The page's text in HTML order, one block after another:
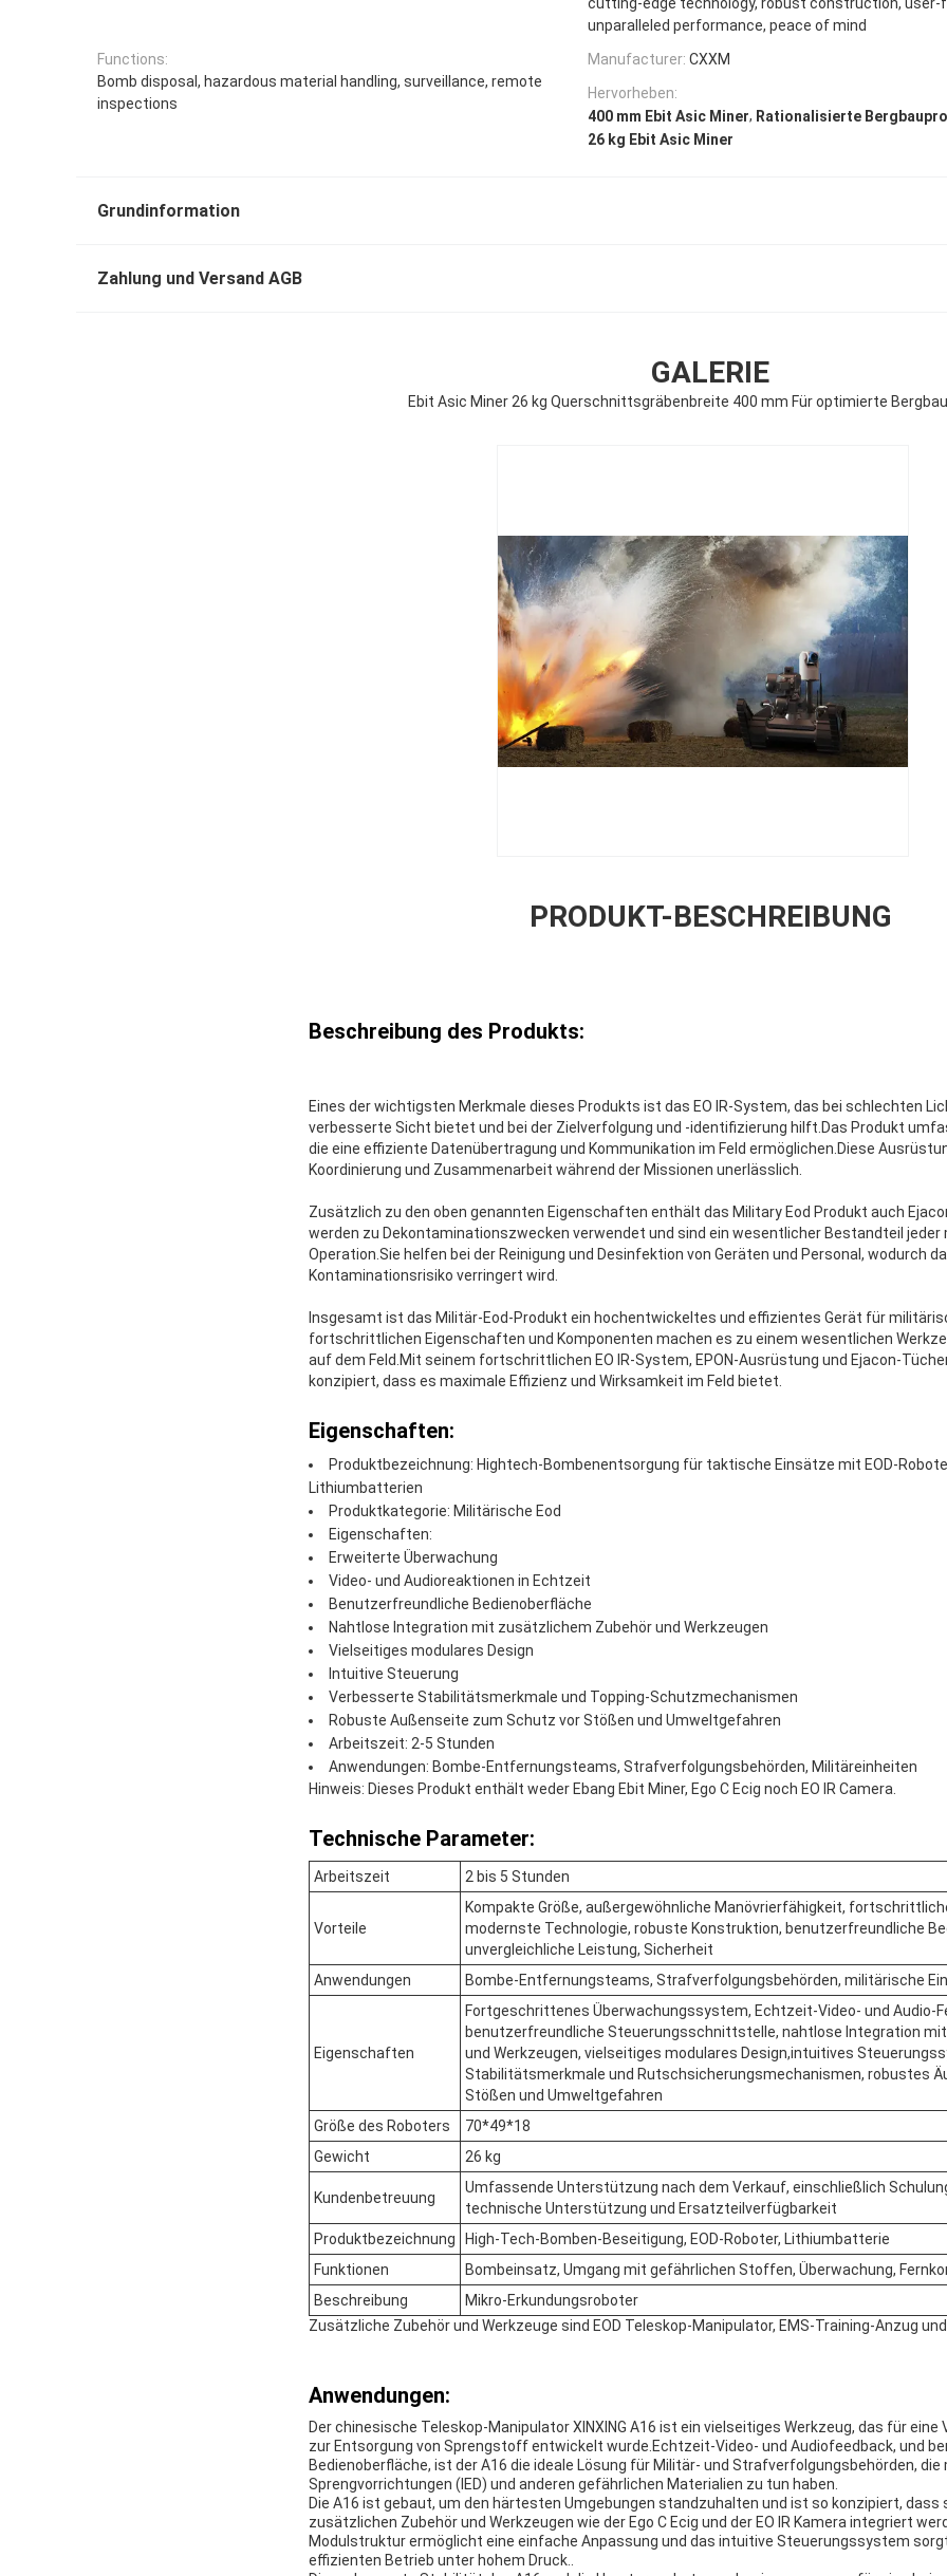
cutting-edge technology, robust construction, user-
unparalleled performance, peace of mind
Functions:
Bomb disposal, hazardous material handling, surveillance, remote
inspections
Manufacturer: CXXM
Hervorheben:
400 mm Ebit Asic Miner, Rationalisierte
26 kg Ebit Asic Miner
Grundinformation
Zahlung und Versand AGB
GALERIE
Ebit Asic Miner 26 kg Querschnittsgräbenbreite 400 mm Für optimierte
PRODUKT-BESCHREIBUNG
Beschreibung des Produkts:
Eines der wichtigsten Merkmale dieses Produkts ist das EO IR-System, das bei schlechten
verbesserte Sicht bietet und bei der Zielverfolgung und -identifizierung hilft.Das Produkt
die eine effiziente Datenübertragung und Kommunikation im Feld ermöglichen.Diese
Koordinierung und Zusammenarbeit während der Missionen unerlässlich.
Zusätzlich zu den oben genannten Eigenschaften enthält das Military Eod Produkt auch
werden zu Dekontaminationszwecken verwendet und sind ein wesentlicher Bestandteil jeder
Operation.Sie helfen bei der Reinigung und Desinfektion von Geräten und Personal, wodurch
Kontaminationsrisiko verringert wird.
Insgesamt ist das Militär-Eod-Produkt ein hochentwickeltes und effizientes Gerät für
fortschrittlichen Eigenschaften und Komponenten machen es zu einem wesentlichen
auf dem Feld.Mit seinem fortschrittlichen EO IR-System, EPON-Ausrüstung und Ejacon-
konzipiert, dass es maximale Effizienz und Wirksamkeit im Feld bietet.
Eigenschaften:
Produktbezeichnung: Hightech-Bombenentsorgung für taktische Einsätze mit EOD-
Lithiumbatterien
Produktkategorie: Militärische Eod
Eigenschaften:
Erweiterte Überwachung
Video- und Audioreaktionen in Echtzeit
Benutzerfreundliche Bedienoberfläche
Nahtlose Integration mit zusätzlichem Zubehör und Werkzeugen
Vielseitiges modulares Design
Intuitive Steuerung
Verbesserte Stabilitätsmerkmale und Topping-Schutzmechanismen
Robuste Außenseite zum Schutz vor Stößen und Umweltgefahren
Arbeitszeit: 2-5 Stunden
Anwendungen: Bombe-Entfernungsteams, Strafverfolgungsbehörden, Militäreinheiten
Hinweis: Dieses Produkt enthält weder Ebang Ebit Miner, Ego C Ecig noch EO IR Camera.
Technische Parameter:
Arbeitszeit 2 bis 5 Stunden
Vorteile
Kompakte Größe, außergewöhnliche Manövrierfähigkeit,
modernste Technologie, robuste Konstruktion, benutzerfreundliche
unvergleichliche Leistung, Sicherheit
Anwendungen
Bombe-Entfernungsteams, Strafverfolgungsbehörden, militärische
Eigenschaften
Fortgeschrittenes Überwachungssystem, Echtzeit-Video- und Audio-
benutzerfreundliche Steuerungsschnittstelle, nahtlose Integration
und Werkzeugen, vielseitiges modulares Design,intuitives
Stabilitätsmerkmale und Rutschsicherungsmechanismen, robustes
Stößen und Umweltgefahren
Größe des Roboters
70*49*18
Gewicht
26 kg
Kundenbetreuung
Umfassende Unterstützung nach dem Verkauf, einschließlich
technische Unterstützung und Ersatzteilverfügbarkeit
Produktbezeichnung
High-Tech-Bomben-Beseitigung, EOD-Roboter, Lithiumbatterie
Funktionen
Bombeinsatz, Umgang mit gefährlichen Stoffen, Überwachung,
Beschreibung
Mikro-Erkundungsroboter
Zusätzliche Zubehör und Werkzeuge sind EOD Teleskop-Manipulator, EMS-Training-Anzug und
Anwendungen:
Der chinesische Teleskop-Manipulator XINXING A16 ist ein vielseitiges Werkzeug, das für eine
zur Entsorgung von Sprengstoff entwickelt wurde.Echtzeit-Video- und Audiofeedback, und
Bedienoberfläche, ist der A16 die ideale Lösung für Militär- und Strafverfolgungsbehörden,
Sprengvorrichtungen (IED) und anderen gefährlichen Materialien zu tun haben.
Die A16 ist gebaut, um den härtesten Umgebungen standzuhalten und ist so konzipiert, dass
zusätzlichen Zubehör und Werkzeugen wie der Ego C Ecig und der EO IR Kamera integriert
Modulstruktur ermöglicht eine einfache Anpassung und das intuitive Steuerungssystem
effizienten Betrieb unter hohem Druck..